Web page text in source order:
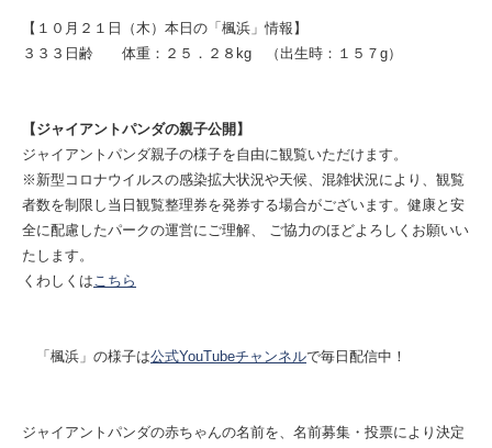
【１０月２１日（木）本日の「楓浜」情報】
３３３日齢 体重：２５．２８kg （出生時：１５７g）
【ジャイアントパンダの親子公開】
ジャイアントパンダ親子の様子を自由に観覧いただけます。
※新型コロナウイルスの感染拡大状況や天候、混雑状況により、観覧
者数を制限し当日観覧整理券を発券する場合がございます。健康と安
全に配慮したパークの運営にご理解、 ご協力のほどよろしくお願いい
たします。
くわしくはこちら
「楓浜」の様子は公式YouTubeチャンネルで毎日配信中！
ジャイアントパンダの赤ちゃんの名前を、名前募集・投票により決定